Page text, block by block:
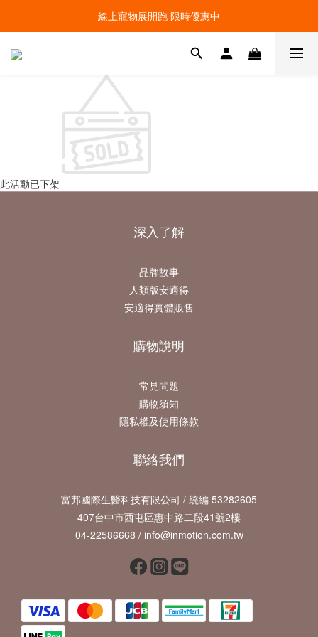
線上寵物展開跑 限時優惠中
線上寵物展開跑 限時優惠中
加入會員，現領100元購物金 ! 立即登入
線上寵物展開跑 限時優惠中
此活動已下架
深入了解
品牌故事
人類版安適得
安適得實體販售
購物說明
常見問題
購物須知
隱私權及使用條款
聯絡我們
富邦國際生醫科技有限公司 / 統編 53282605
407台中市西屯區惠中路二段41號2樓
04-22586668 / info@inmotion.com.tw